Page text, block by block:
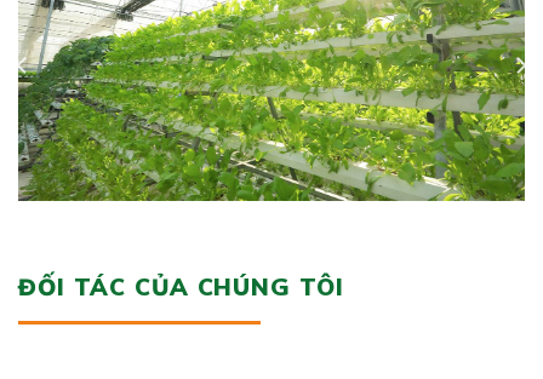
ĐỐI TÁC CỦA CHÚNG TÔI